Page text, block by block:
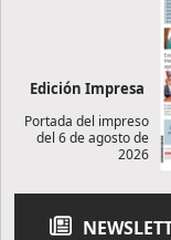
Edición Impresa
Portada del impreso
del 6 de agosto de
2026